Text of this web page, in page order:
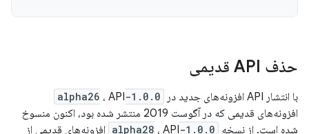
حذف API قدیمی
با انتشار API افزونه‌های جدید در 1.0.0-alpha26 ، API
افزونه‌های قدیمی که در آگوست 2019 منتشر شده بود، اکنون منسوخ
شده است. از نسخه 1.0.0-alpha28 ، API افزونه‌های قدیمی از